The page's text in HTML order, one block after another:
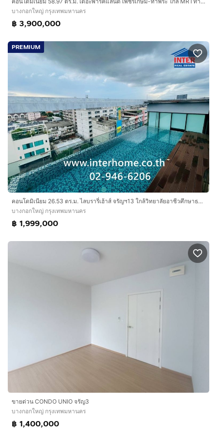
บางกอกใหญ่ กรุงเทพมหานคร
฿ 3,900,000
PREMIUM
คอนโดมิเนียม 26.53 ตร.ม. ไลบรารี่เฮ้าส์ จรัญฯ13 ใกล้วิทยาลัยอาชีวศึกษาธนบุรี ซอยจรัญสนิทวงศ์13 ซอยพาณิชยการธนบุรี21 ถนนพาณิชยการธนบุรี
บางกอกใหญ่ กรุงเทพมหานคร
฿ 1,999,000
ขายด่วน CONDO UNIO จรัญ3
บางกอกใหญ่ กรุงเทพมหานคร
฿ 1,400,000